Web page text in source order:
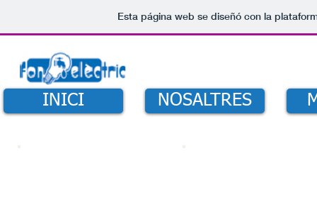
Esta página web se diseñó con la
INICI NOSALTRES